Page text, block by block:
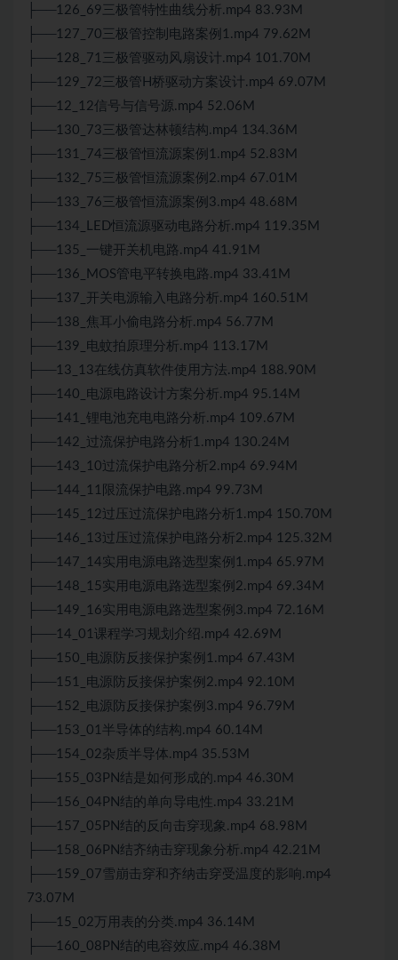
├──126_69三极管特性曲线分析.mp4 83.93M
├──127_70三极管控制电路案例1.mp4 79.62M
├──128_71三极管驱动风扇设计.mp4 101.70M
├──129_72三极管H桥驱动方案设计.mp4 69.07M
├──12_12信号与信号源.mp4 52.06M
├──130_73三极管达林顿结构.mp4 134.36M
├──131_74三极管恒流源案例1.mp4 52.83M
├──132_75三极管恒流源案例2.mp4 67.01M
├──133_76三极管恒流源案例3.mp4 48.68M
├──134_LED恒流源驱动电路分析.mp4 119.35M
├──135_一键开关机电路.mp4 41.91M
├──136_MOS管电平转换电路.mp4 33.41M
├──137_开关电源输入电路分析.mp4 160.51M
├──138_焦耳小偷电路分析.mp4 56.77M
├──139_电蚊拍原理分析.mp4 113.17M
├──13_13在线仿真软件使用方法.mp4 188.90M
├──140_电源电路设计方案分析.mp4 95.14M
├──141_锂电池充电电路分析.mp4 109.67M
├──142_过流保护电路分析1.mp4 130.24M
├──143_10过流保护电路分析2.mp4 69.94M
├──144_11限流保护电路.mp4 99.73M
├──145_12过压过流保护电路分析1.mp4 150.70M
├──146_13过压过流保护电路分析2.mp4 125.32M
├──147_14实用电源电路选型案例1.mp4 65.97M
├──148_15实用电源电路选型案例2.mp4 69.34M
├──149_16实用电源电路选型案例3.mp4 72.16M
├──14_01课程学习规划介绍.mp4 42.69M
├──150_电源防反接保护案例1.mp4 67.43M
├──151_电源防反接保护案例2.mp4 92.10M
├──152_电源防反接保护案例3.mp4 96.79M
├──153_01半导体的结构.mp4 60.14M
├──154_02杂质半导体.mp4 35.53M
├──155_03PN结是如何形成的.mp4 46.30M
├──156_04PN结的单向导电性.mp4 33.21M
├──157_05PN结的反向击穿现象.mp4 68.98M
├──158_06PN结齐纳击穿现象分析.mp4 42.21M
├──159_07雪崩击穿和齐纳击穿受温度的影响.mp4
73.07M
├──15_02万用表的分类.mp4 36.14M
├──160_08PN结的电容效应.mp4 46.38M